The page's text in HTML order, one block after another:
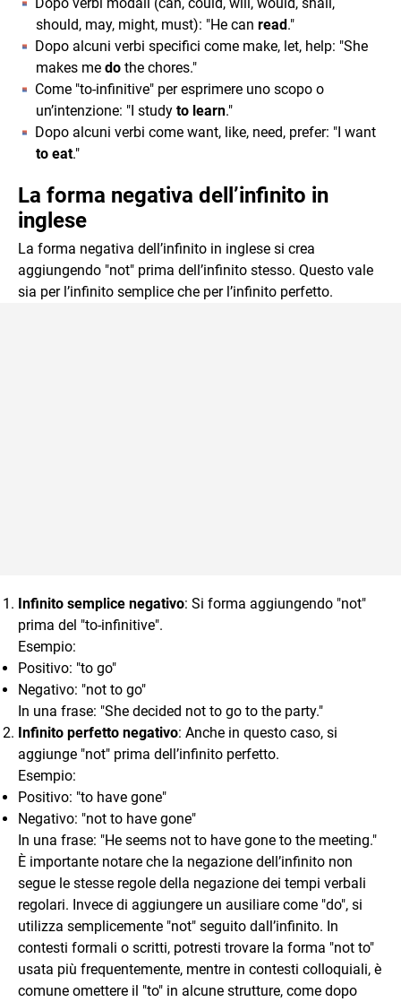
should, may, might, must): "He can read."
Dopo alcuni verbi specifici come make, let, help: "She
makes me do the chores."
Come "to-infinitive" per esprimere uno scopo o
un’intenzione: "I study to learn."
Dopo alcuni verbi come want, like, need, prefer: "I want
to eat."
La forma negativa dell’infinito in
inglese
La forma negativa dell’infinito in inglese si crea
aggiungendo "not" prima dell’infinito stesso. Questo vale
sia per l’infinito semplice che per l’infinito perfetto.
Infinito semplice negativo: Si forma aggiungendo "not"
prima del "to-infinitive".
Esempio:
Positivo: "to go"
Negativo: "not to go"
In una frase: "She decided not to go to the party."
Infinito perfetto negativo: Anche in questo caso, si
aggiunge "not" prima dell’infinito perfetto.
Esempio:
Positivo: "to have gone"
Negativo: "not to have gone"
In una frase: "He seems not to have gone to the meeting."
È importante notare che la negazione dell’infinito non
segue le stesse regole della negazione dei tempi verbali
regolari. Invece di aggiungere un ausiliare come "do", si
utilizza semplicemente "not" seguito dall’infinito. In
contesti formali o scritti, potresti trovare la forma "not to"
usata più frequentemente, mentre in contesti colloquiali, è
comune omettere il "to" in alcune strutture, come dopo